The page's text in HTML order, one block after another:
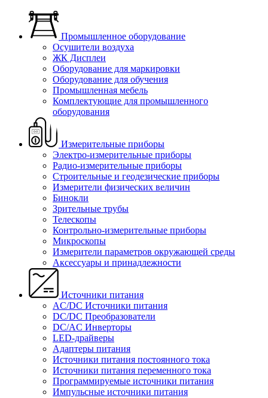
Промышленное оборудование
Осушители воздуха
ЖК Дисплеи
Оборудование для маркировки
Оборудование для обучения
Промышленная мебель
Комплектующие для промышленного
оборудования
Измерительные приборы
Электро-измерительные приборы
Радио-измерительные приборы
Строительные и геодезические приборы
Измерители физических величин
Бинокли
Зрительные трубы
Телескопы
Контрольно-измерительные приборы
Микроскопы
Измерители параметров окружающей среды
Аксессуары и принадлежности
Источники питания
AC/DC Источники питания
DC/DC Преобразователи
DC/AC Инверторы
LED-драйверы
Адаптеры питания
Источники питания постоянного тока
Источники питания переменного тока
Программируемые источники питания
Импульсные источники питания